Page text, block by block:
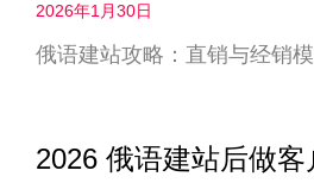
2026年1月30日
俄语建站攻略：直销与经销
2026 俄语建站后做